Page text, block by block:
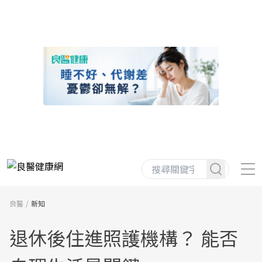
良醫 新知
退休後住進照護機構？ 能否